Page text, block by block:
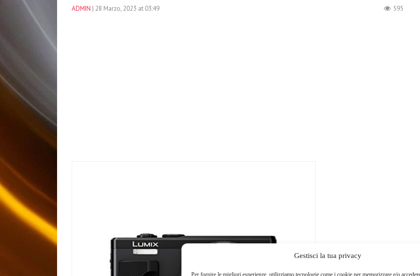
Gestisci la tua privacy
Per fornire le migliori esperienze, utilizziamo tecnologie come i cookie per memorizzare e/o
ADMIN | 28 Marzo, 2023 at 03:49 595